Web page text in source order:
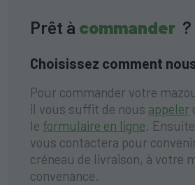
Prêt à commander ?
Choisissez comment
Pour commander votre
il vous suffit de nous appeler
le formulaire en ligne.
vous contactera pour
créneau de livraison, à votre
convenance.